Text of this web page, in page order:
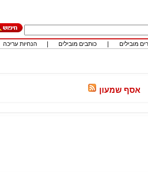
מובילים כותבים מובילים הנחיות עריכה
אסף שמעון